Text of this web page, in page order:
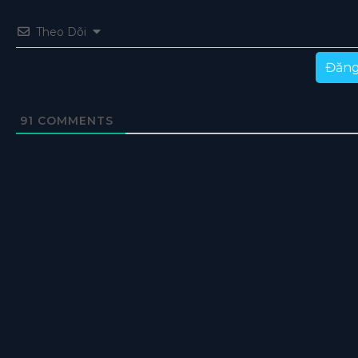
Theo Dõi
91 COMMENTS